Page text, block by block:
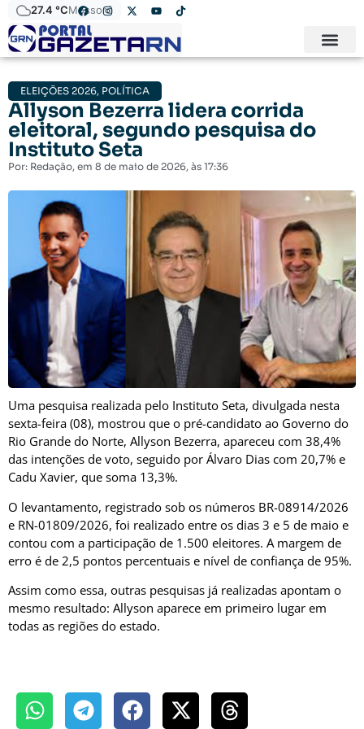
27.4 °CMossoró
ELEIÇÕES 2026, POLÍTICA
Allyson Bezerra lidera corrida
eleitoral, segundo pesquisa do
Instituto Seta
Por: Redação, em 8 de maio de 2026, às 17:36
Uma pesquisa realizada pelo Instituto Seta, divulgada nesta
sexta-feira (08), mostrou que o pré-candidato ao Governo do
Rio Grande do Norte, Allyson Bezerra, apareceu com 38,4%
das intenções de voto, seguido por Álvaro Dias com 20,7% e
Cadu Xavier, que soma 13,3%.
O levantamento, registrado sob os números BR-08914/2026
e RN-01809/2026, foi realizado entre os dias 3 e 5 de maio e
contou com a participação de 1.500 eleitores. A margem de
erro é de 2,5 pontos percentuais e nível de confiança de 95%.
Assim como essa, outras pesquisas já realizadas apontam o
mesmo resultado: Allyson aparece em primeiro lugar em
todas as regiões do estado.